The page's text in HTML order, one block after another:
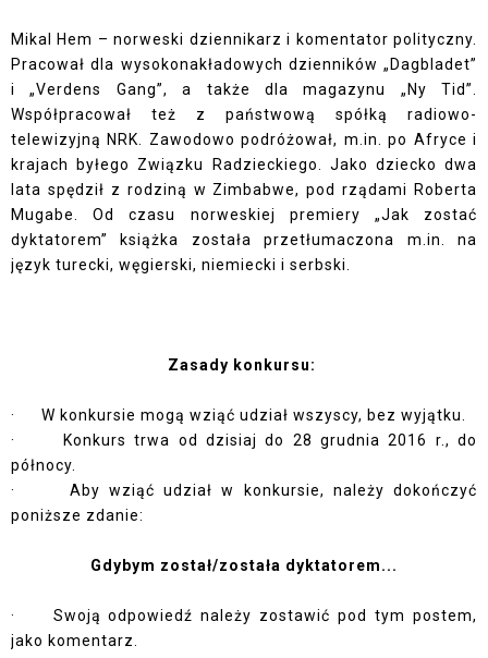
Mikal Hem – norweski dziennikarz i komentator polityczny.
Pracował dla wysokonakładowych dzienników „Dagbladet”
i „Verdens Gang”, a także dla magazynu „Ny Tid”.
Współpracował też z państwową spółką radiowo-
telewizyjną NRK. Zawodowo podróżował, m.in. po Afryce i
krajach byłego Związku Radzieckiego. Jako dziecko dwa
lata spędził z rodziną w Zimbabwe, pod rządami Roberta
Mugabe. Od czasu norweskiej premiery „Jak zostać
dyktatorem” książka została przetłumaczona m.in. na
język turecki, węgierski, niemiecki i serbski.
Zasady konkursu:
· W konkursie mogą wziąć udział wszyscy, bez wyjątku.
· Konkurs trwa od dzisiaj do 28 grudnia 2016 r., do
północy.
· Aby wziąć udział w konkursie, należy dokończyć
poniższe zdanie:
Gdybym został/została dyktatorem...
· Swoją odpowiedź należy zostawić pod tym postem,
jako komentarz.